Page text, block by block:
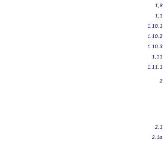
1,9
1,1
1.10.1
1.10.2
1.10.3
1,11
1.11.1
2
2,1
2.1a